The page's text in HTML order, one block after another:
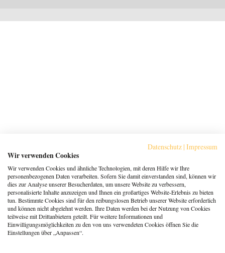
Datenschutz | Impressum
Wir verwenden Cookies
Wir verwenden Cookies und ähnliche Technologien, mit deren Hilfe wir Ihre
personenbezogenen Daten verarbeiten. Sofern Sie damit einverstanden sind, können wir
dies zur Analyse unserer Besucherdaten, um unsere Website zu verbessern,
personalisierte Inhalte anzuzeigen und Ihnen ein großartiges Website-Erlebnis zu bieten
tun. Bestimmte Cookies sind für den reibungslosen Betrieb unserer Website erforderlich
und können nicht abgelehnt werden. Ihre Daten werden bei der Nutzung von Cookies
teilweise mit Drittanbietern geteilt. Für weitere Informationen und
Einwilligungsmöglichkeiten zu den von uns verwendeten Cookies öffnen Sie die
Einstellungen über „Anpassen“.